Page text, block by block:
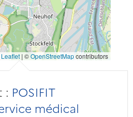
| ©OpenStreetMapcontributors
: POSIFIT
médical